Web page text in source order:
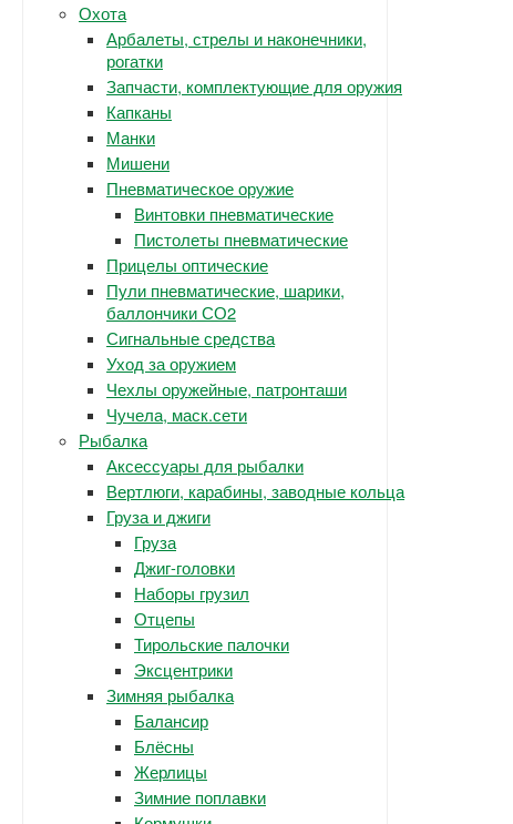
Охота
Арбалеты, стрелы и наконечники,
рогатки
Запчасти, комплектующие для оружия
Капканы
Манки
Мишени
Пневматическое оружие
Винтовки пневматические
Пистолеты пневматические
Прицелы оптические
Пули пневматические, шарики,
баллончики СО2
Сигнальные средства
Уход за оружием
Чехлы оружейные, патронташи
Чучела, маск.сети
Рыбалка
Аксессуары для рыбалки
Вертлюги, карабины, заводные кольца
Груза и джиги
Груза
Джиг-головки
Наборы грузил
Отцепы
Тирольские палочки
Эксцентрики
Зимняя рыбалка
Балансир
Блёсны
Жерлицы
Зимние поплавки